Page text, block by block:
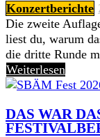
Konzertberichte
Die zweite
liest du, warum
die dritte Runde
Weiterlesen
DAS WAR